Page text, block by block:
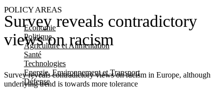
POLICY AREAS
Economie
Politique
Agriculture et Alimentation
Santé
Technologies
Energie, Environnement et Transport
Défense
Survey reveals contradictory
views on racism
Survey reveals contradictory views on racism in Europe, although
underlying trend is towards more tolerance